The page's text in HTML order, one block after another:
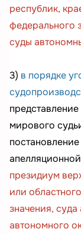
республик,
федерального
суды
3) в порядке
мирового
президиум
или
значения,
автономного